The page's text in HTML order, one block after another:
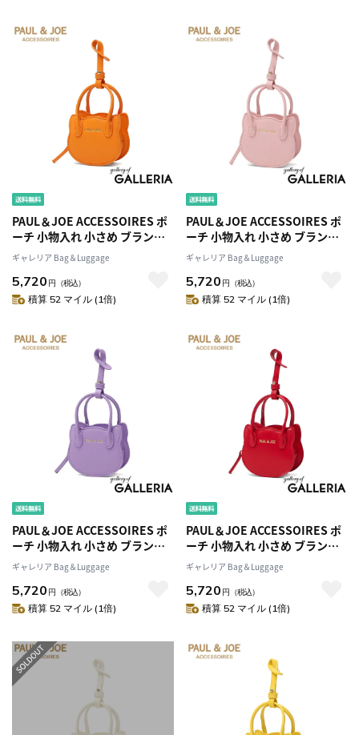
PAUL＆JOE ACCESSOIRES ポ
ーチ 小物入れ 小さめ ブランド
可愛い おしゃれ ポールアンド
ジョー 猫 プレゼント ミニ かわ
いい オシャレ リップ 大人 推し
カラー SMALL BAG CHARM ね
ギャレリア Bag＆Luggage
5,720 円 （税込）
積算 52 マイル (1倍)
PAUL＆JOE ACCESSOIRES ポ
ーチ 小物入れ 小さめ ブランド
可愛い おしゃれ ポールアンド
ジョー 猫 プレゼント ミニ かわ
いい オシャレ リップ 大人 推し
カラー SMALL BAG CHARM ね
ギャレリア Bag＆Luggage
5,720 円 （税込）
積算 52 マイル (1倍)
PAUL＆JOE ACCESSOIRES ポ
ーチ 小物入れ 小さめ ブランド
可愛い おしゃれ ポールアンド
ジョー 猫 プレゼント ミニ かわ
いい オシャレ リップ 大人 推し
カラー SMALL BAG CHARM ね
ギャレリア Bag＆Luggage
5,720 円 （税込）
積算 52 マイル (1倍)
PAUL＆JOE ACCESSOIRES ポ
ーチ 小物入れ 小さめ ブランド
可愛い おしゃれ ポールアンド
ジョー 猫 プレゼント ミニ かわ
いい オシャレ リップ 大人 推し
カラー SMALL BAG CHARM ね
ギャレリア Bag＆Luggage
5,720 円 （税込）
積算 52 マイル (1倍)